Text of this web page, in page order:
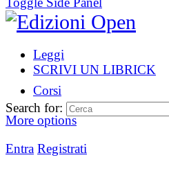
Leggi
SCRIVI UN LIBRICK
Corsi
More options
Entra Registrati
Search for: